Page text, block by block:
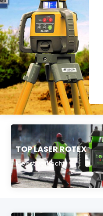
TOP LASER ROTEX
Meest verkocht!